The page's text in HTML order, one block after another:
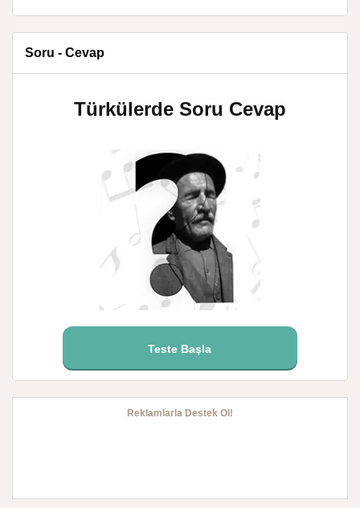
Soru - Cevap
Türkülerde Soru Cevap
Teste Başla
Reklamlarla Destek Ol!